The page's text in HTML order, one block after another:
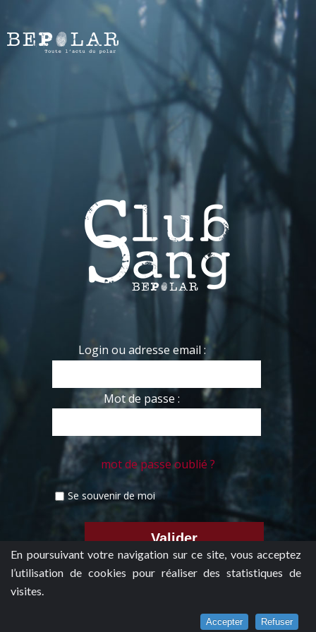
En poursuivant votre navigation sur ce site, vous acceptez
l’utilisation de cookies pour réaliser des statistiques de
visites.
Accepter Refuser
Login ou adresse email :
Mot de passe :
mot de passe oublié ?
Se souvenir de moi